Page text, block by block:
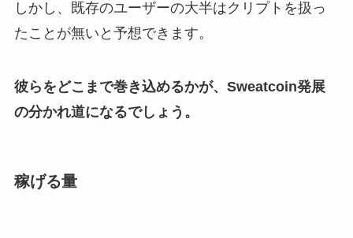
しかし、既存のユーザーの大半はクリプトを扱っ
たことが無いと予想できます。
彼らをどこまで巻き込めるかが、Sweatcoin発展
の分かれ道になるでしょう。
稼げる量